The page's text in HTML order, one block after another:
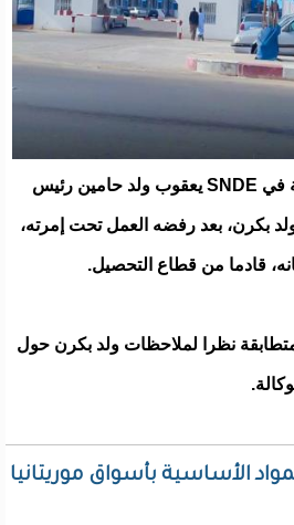
أقال المدير التجاري بالوكالة في SNDE يعقوب ولد حامين رئيس
بكرن، بعد رفضه العمل تحت إمرته،
قادما من قطاع التحصيل.
نظرا لملاحظات ولد بكرن حول
الأساسية بأسواق موريتانيا